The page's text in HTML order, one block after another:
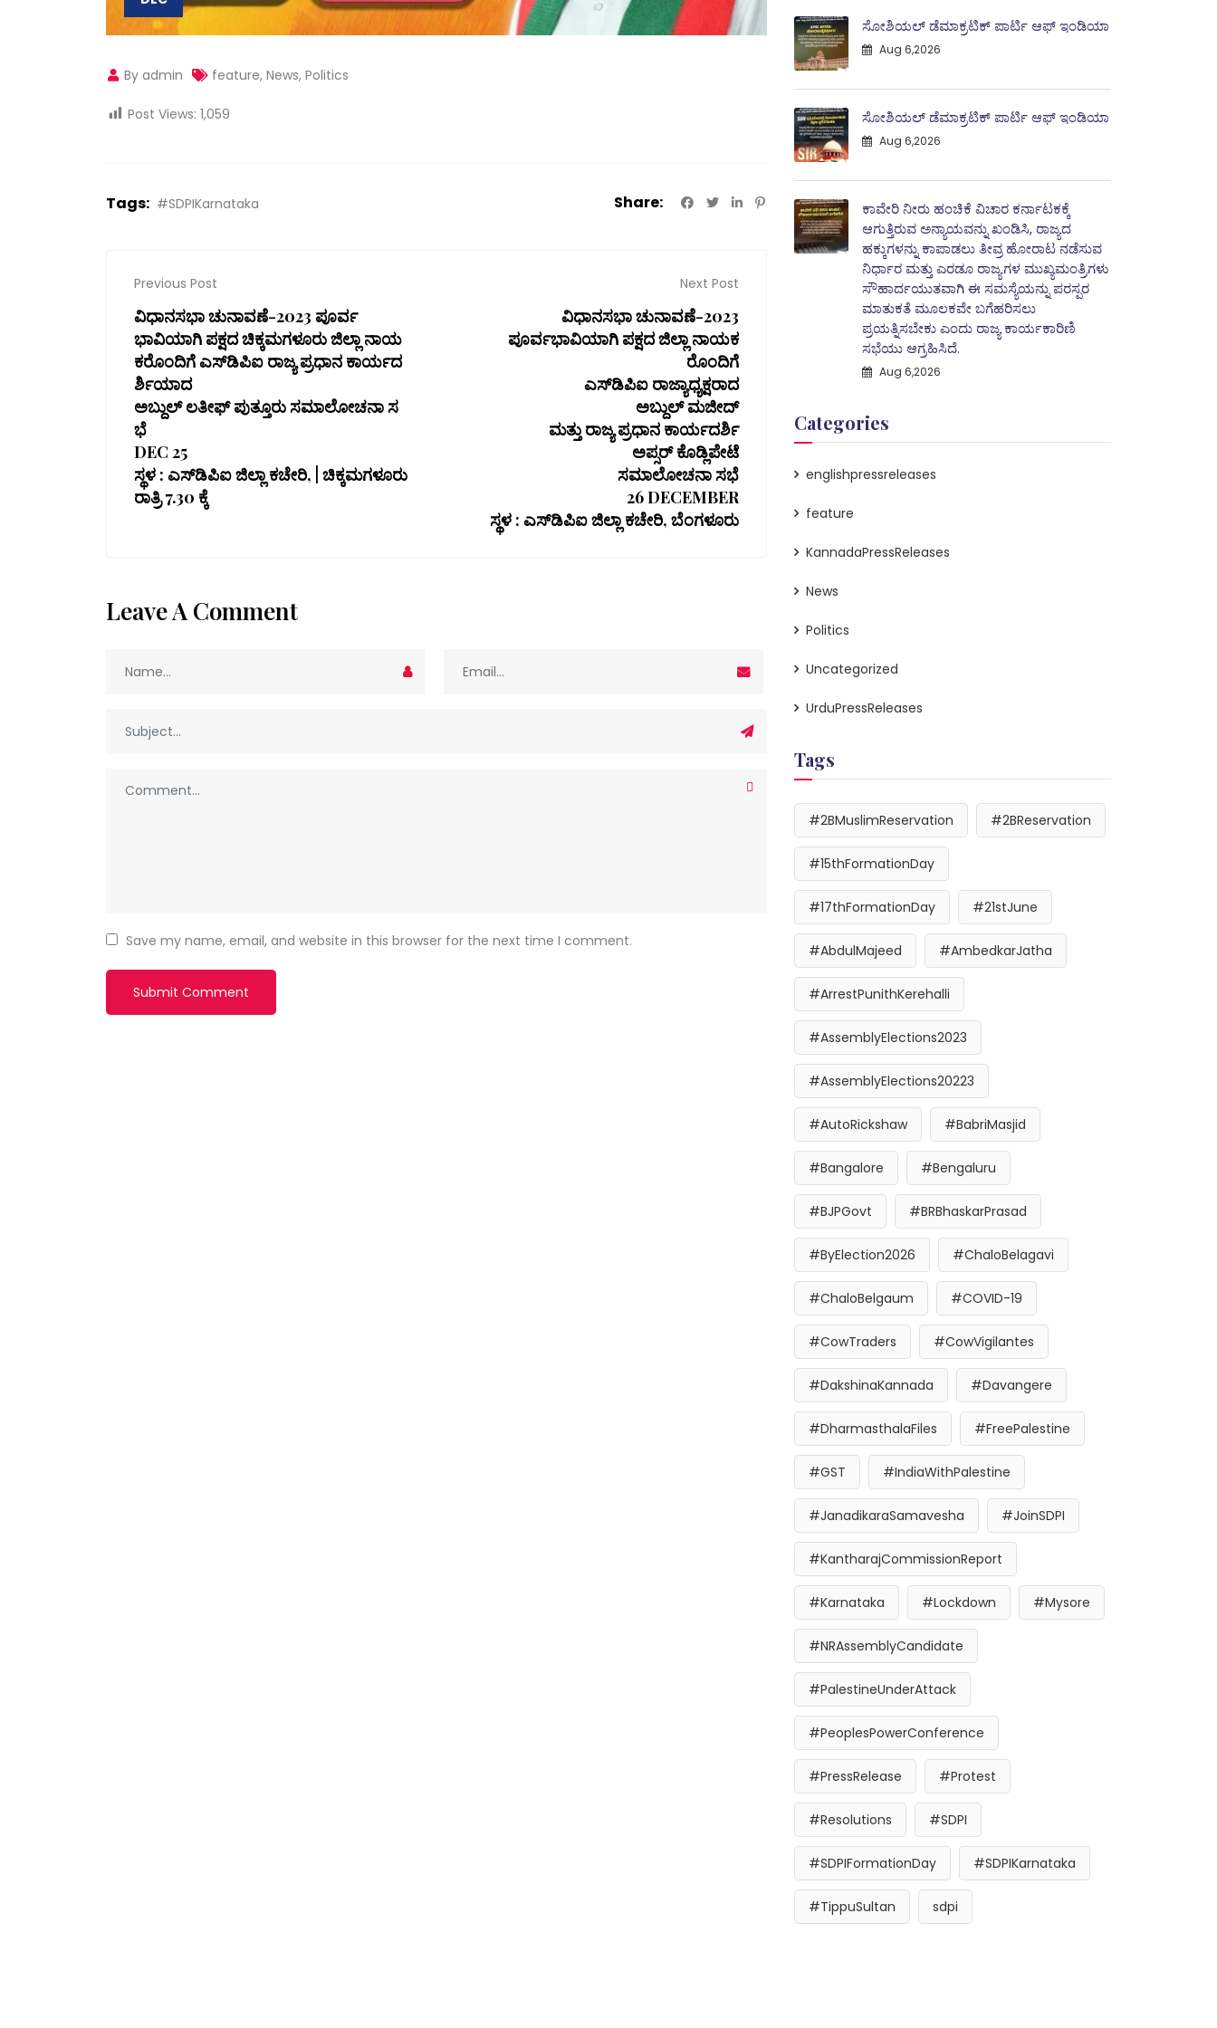
By admin feature, News, Politics
Post Views: 1,059
Tags: #SDPIKarnataka Share:
Previous Post
ವಿಧಾನಸಭಾ ಚುನಾವಣೆ-2023 ಪೂರ್ವ
ಭಾವಿಯಾಗಿ ಪಕ್ಷದ ಚಿಕ್ಕಮಗಳೂರು ಜಿಲ್ಲಾ ನಾಯ
ಕರೊಂದಿಗೆ ಎಸ್‌ಡಿಪಿಐ ರಾಜ್ಯ ಪ್ರಧಾನ ಕಾರ್ಯದ
ರ್ಶಿಯಾದ
ಅಬ್ದುಲ್ ಲತೀಫ್ ಪುತ್ತೂರು ಸಮಾಲೋಚನಾ ಸ
ಭೆ
DEC 25
ಸ್ಥಳ : ಎಸ್‌ಡಿಪಿಐ ಜಿಲ್ಲಾ ಕಚೇರಿ, | ಚಿಕ್ಕಮಗಳೂರು
ರಾತ್ರಿ 7.30 ಕ್ಕೆ
Next Post
ವಿಧಾನಸಭಾ ಚುನಾವಣೆ-2023
ಪೂರ್ವಭಾವಿಯಾಗಿ ಪಕ್ಷದ ಜಿಲ್ಲಾ ನಾಯಕ
ರೊಂದಿಗೆ
ಎಸ್‌ಡಿಪಿಐ ರಾಜ್ಯಾಧ್ಯಕ್ಷರಾದ
ಅಬ್ದುಲ್ ಮಜೀದ್
ಮತ್ತು ರಾಜ್ಯ ಪ್ರಧಾನ ಕಾರ್ಯದರ್ಶಿ
ಅಪ್ಸರ್ ಕೊಡ್ಲಿಪೇಟೆ
ಸಮಾಲೋಚನಾ ಸಭೆ
26 DECEMBER
ಸ್ಥಳ : ಎಸ್‌ಡಿಪಿಐ ಜಿಲ್ಲಾ ಕಚೇರಿ, ಬೆಂಗಳೂರು
Leave A Comment
Save my name, email, and website in this browser for the next time I comment.
ಸೋಶಿಯಲ್ ಡೆಮಾಕ್ರಟಿಕ್ ಪಾರ್ಟಿ ಆಫ್ ಇಂಡಿಯಾ
Aug 6,2026
ಸೋಶಿಯಲ್ ಡೆಮಾಕ್ರಟಿಕ್ ಪಾರ್ಟಿ ಆಫ್ ಇಂಡಿಯಾ
Aug 6,2026
ಕಾವೇರಿ ನೀರು ಹಂಚಿಕೆ ವಿಚಾರ ಕರ್ನಾಟಕಕ್ಕೆ
ಆಗುತ್ತಿರುವ ಅನ್ಯಾಯವನ್ನು ಖಂಡಿಸಿ, ರಾಜ್ಯದ
ಹಕ್ಕುಗಳನ್ನು ಕಾಪಾಡಲು ತೀವ್ರ ಹೋರಾಟ ನಡೆಸುವ
ನಿರ್ಧಾರ ಮತ್ತು ಎರಡೂ ರಾಜ್ಯಗಳ ಮುಖ್ಯಮಂತ್ರಿಗಳು
ಸೌಹಾರ್ದಯುತವಾಗಿ ಈ ಸಮಸ್ಯೆಯನ್ನು ಪರಸ್ಪರ
ಮಾತುಕತೆ ಮೂಲಕವೇ ಬಗೆಹರಿಸಲು
ಪ್ರಯತ್ನಿಸಬೇಕು ಎಂದು ರಾಜ್ಯ ಕಾರ್ಯಕಾರಿಣಿ
ಸಭೆಯು ಆಗ್ರಹಿಸಿದೆ.
Aug 6,2026
Categories
englishpressreleases
feature
KannadaPressReleases
News
Politics
Uncategorized
UrduPressReleases
Tags
#2BMuslimReservation #2BReservation
#15thFormationDay
#17thFormationDay #21stJune
#AbdulMajeed #AmbedkarJatha
#ArrestPunithKerehalli
#AssemblyElections2023
#AssemblyElections20223
#AutoRickshaw #BabriMasjid
#Bangalore #Bengaluru
#BJPGovt #BRBhaskarPrasad
#ByElection2026 #ChaloBelagavi
#ChaloBelgaum #COVID-19
#CowTraders #CowVigilantes
#DakshinaKannada #Davangere
#DharmasthalaFiles #FreePalestine
#GST #IndiaWithPalestine
#JanadikaraSamavesha #JoinSDPI
#KantharajCommissionReport
#Karnataka #Lockdown #Mysore
#NRAssemblyCandidate
#PalestineUnderAttack
#PeoplesPowerConference
#PressRelease #Protest
#Resolutions #SDPI
#SDPIFormationDay #SDPIKarnataka
#TippuSultan sdpi